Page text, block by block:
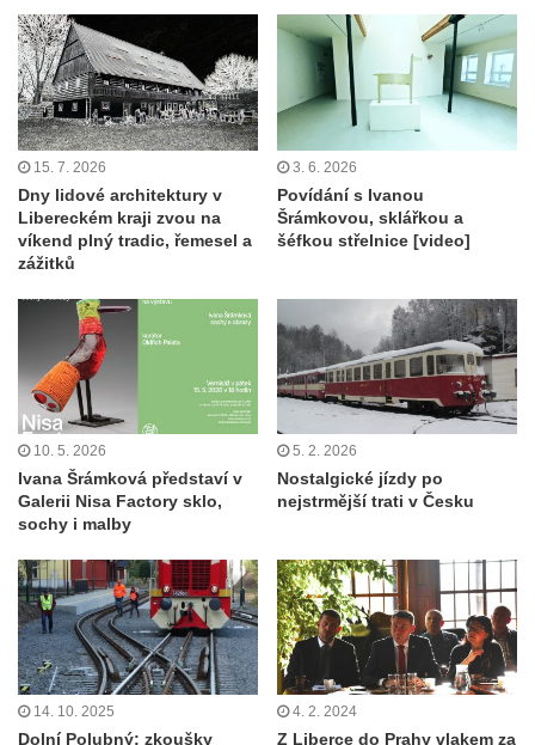
15. 7. 2026
Dny lidové architektury v
Libereckém kraji zvou na
víkend plný tradic, řemesel a
zážitků
3. 6. 2026
Povídání s Ivanou
Šrámkovou, sklářkou a
šéfkou střelnice [video]
10. 5. 2026
Ivana Šrámková představí v
Galerii Nisa Factory sklo,
sochy i malby
5. 2. 2026
Nostalgické jízdy po
nejstrmější trati v Česku
14. 10. 2025
Dolní Polubný: zkoušky
4. 2. 2024
Z Liberce do Prahy vlakem za